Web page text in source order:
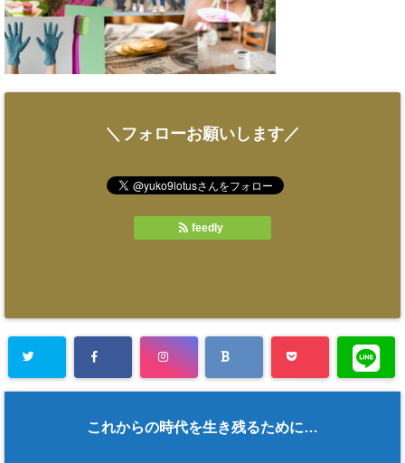
＼フォローお願いします／
feedly
これからの時代を生き残るために…